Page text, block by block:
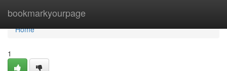
bookmarkyourpage
Home
Home
1